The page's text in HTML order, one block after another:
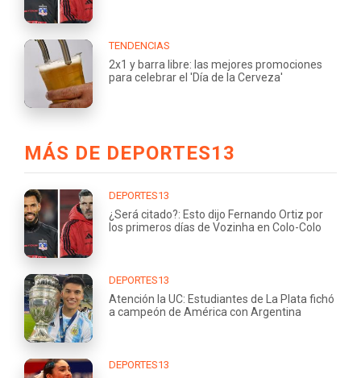
TENDENCIAS
2x1 y barra libre: las mejores promociones
para celebrar el 'Día de la Cerveza'
MÁS DE DEPORTES13
DEPORTES13
¿Será citado?: Esto dijo Fernando Ortiz por
los primeros días de Vozinha en Colo-Colo
DEPORTES13
Atención la UC: Estudiantes de La Plata fichó
a campeón de América con Argentina
DEPORTES13